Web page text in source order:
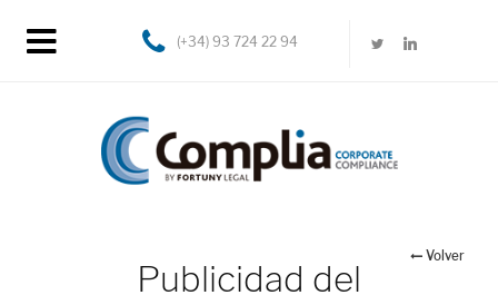
(+34) 93 724 22 94
Volver
Publicidad del